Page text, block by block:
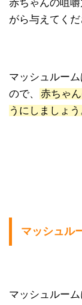
赤ちゃんの咀
がら与えてくだ
マッシュルー
ので、
赤ちゃ
うにしましょう
マッシュル
マッシュルー